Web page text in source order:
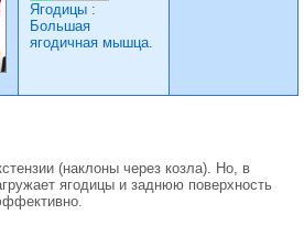
Ягодицы :
Большая
ягодичная мышца.
(наклоны через козла). Но, в
ягодицы и заднюю поверхность